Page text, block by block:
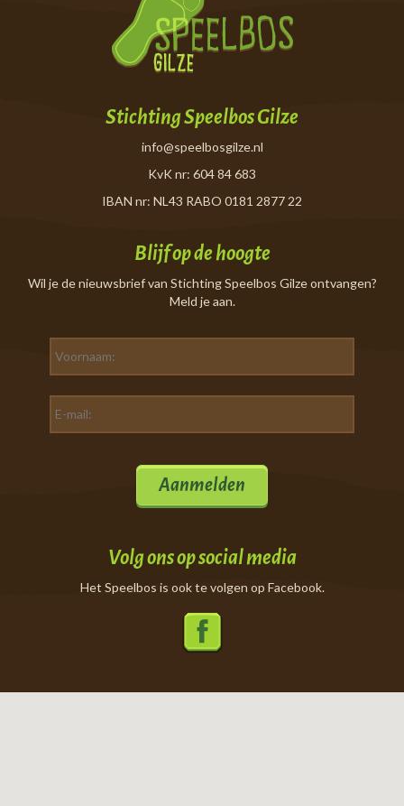
Stichting Speelbos Gilze
info@speelbosgilze.nl
KvK nr: 604 84 683
IBAN nr: NL43 RABO 0181 2877 22
Blijf op de hoogte
Wil je de nieuwsbrief van Stichting Speelbos Gilze ontvangen?
Meld je aan.
Aanmelden
Volg ons op social media
Het Speelbos is ook te volgen op Facebook.